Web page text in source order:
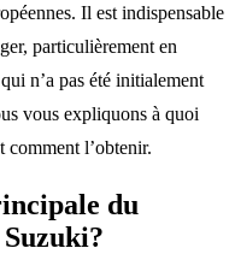
Il est indispensable
particulièrement en
n’a pas été initialement
vous expliquons à quoi
l’obtenir.
du